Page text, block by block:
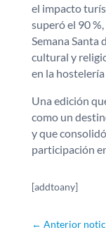
el impacto
superó el 90
Semana
cultural y
en la
Una edición
como un
y que
participación
[addtoany]
← Anterior